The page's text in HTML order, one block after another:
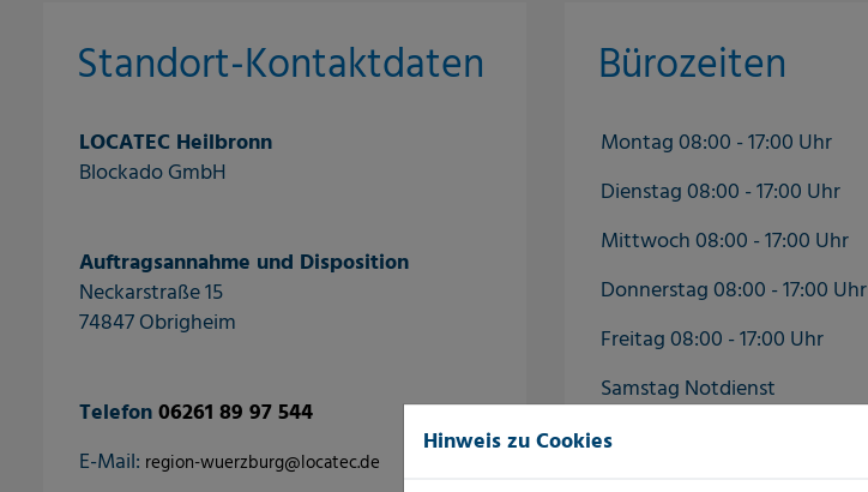
Standort-Kontaktdaten
LOCATEC Heilbronn
Blockado GmbH
Auftragsannahme und Disposition
Neckarstraße 15
74847 Obrigheim
Telefon06261 89 97 544
E-Mail: region-wuerzburg@locatec.de
Bürozeiten
Montag 08:00 - 17:00 Uhr
Dienstag 08:00 - 17:00 Uhr
Mittwoch 08:00 - 17:00 Uhr
Donnerstag 08:00 - 17:00 Uhr
Freitag 08:00 - 17:00 Uhr
Samstag Notdienst
Sonntag Notdienst
Hinweis zu Cookies